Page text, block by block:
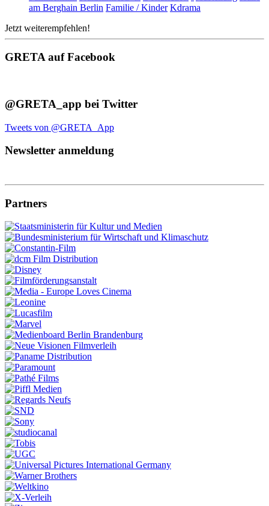
am Berghain Berlin Familie / Kinder Kdrama
Jetzt weiterempfehlen!
GRETA auf Facebook
@GRETA_app bei Twitter
Tweets von @GRETA_App
Newsletter anmeldung
Partners